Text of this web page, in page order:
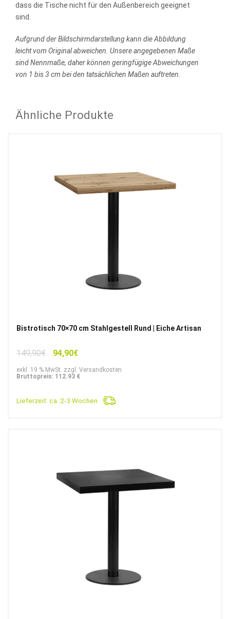
dass die Tische nicht für den Außenbereich geeignet
sind.
Aufgrund der Bildschirmdarstellung kann die Abbildung
leicht vom Original abweichen. Unsere angegebenen Maße
sind Nennmaße, daher können geringfügige Abweichungen
von 1 bis 3 cm bei den tatsächlichen Maßen auftreten.
Ähnliche Produkte
Bistrotisch 70×70 cm Stahlgestell Rund | Eiche Artisan
149,90€
Ursprünglicher
war:
94,90€Aktueller
ist:
exkl. 19 % MwSt. zzgl. Versandkosten
Bruttopreis: 112.93 €
Lieferzeit: ca. 2-3 Wochen